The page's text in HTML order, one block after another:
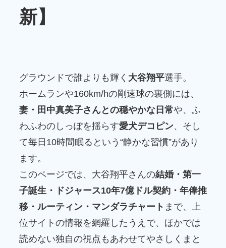
新】
グラウンドで誰よりも輝く 大谷翔平選手。
ホームランや160km/hの剛速球の裏側には、
妻・田中真美子さんとの穏やかな日常や、ふ
わふわのしっぽを揺らす愛犬デコピン、そし
て毎日10時間眠るという“静かな習慣”があり
ます。
このページでは、大谷翔平さんの結婚・第一
子誕生・ドジャース10年7億ドル契約・年俸推
移・ルーティン・マンダラチャート まで、上
位サイトの情報を網羅したうえで、ほかでは
読めない独自の視点もあわせてやさしくまと